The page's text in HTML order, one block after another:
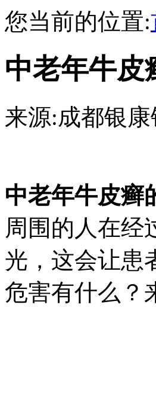
您当前的位置:
中老年牛皮
来源:成都银康
中老年牛皮癣
周围的人在经
光，这会让患
危害有什么？